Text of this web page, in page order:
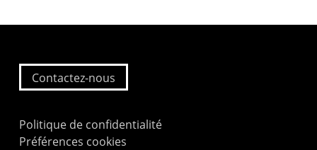
Contactez-nous
Politique de confidentialité
Préférences cookies